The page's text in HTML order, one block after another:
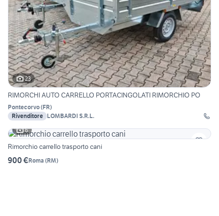
23
RIMORCHI AUTO CARRELLO PORTACINGOLATI RIMORCHIO PO
Pontecorvo(FR)
Rivenditore LOMBARDI S.R.L.
6
Rimorchio carrello trasporto cani
900 €Roma (RM)